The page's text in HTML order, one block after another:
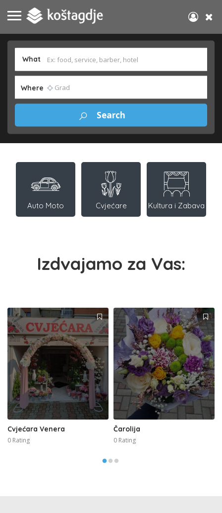
What
Where
Auto Moto Cvjećare Kultura i Zabava
Izdvajamo za Vas:
Cvjećara Venera
0 Rating
Čarolija
0 Rating